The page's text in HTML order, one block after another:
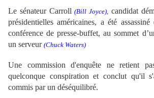
Le sénateur Carroll(Bill Joyce), candidat
présidentielles américaines, a été
conférence de presse-buffet,au sommet
un serveur (Chuck Waters)
Une commission d'enquête ne retient
quelconque conspiration et conclut qu'il
commis par un déséquilibré.